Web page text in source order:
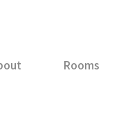
Rooms